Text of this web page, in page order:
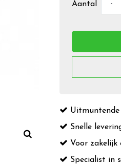
Aantal -
Uitmuntende
Snelle
Voor zakelijk
Specialist in